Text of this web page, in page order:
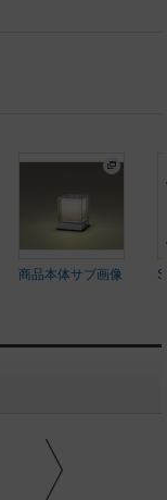
商品本体サブ画像